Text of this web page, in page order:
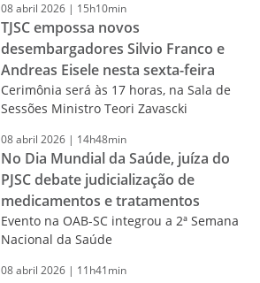
08abril 2026 | 15h10min
TJSC empossa novos
desembargadores Silvio Franco e
Andreas Eisele nesta sexta-feira
Cerimônia será às 17 horas, na Sala de
Sessões Ministro Teori Zavascki
08abril 2026 | 14h48min
No Dia Mundial da Saúde, juíza do
PJSC debate judicialização de
medicamentos e tratamentos
Evento na OAB-SC integrou a 2ª Semana
Nacional da Saúde
08abril 2026 | 11h41min